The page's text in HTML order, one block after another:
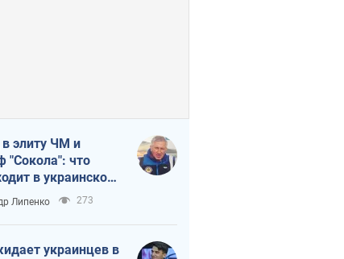
элиту ЧМ и
"Сокола": что
в украинском
Липенко 273
украинцев в